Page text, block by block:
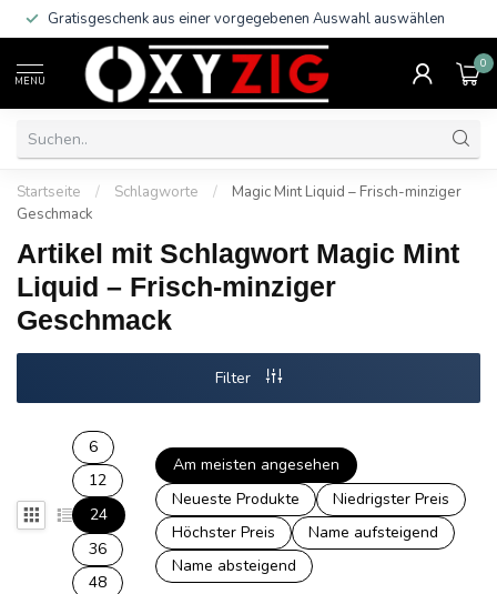
Gratisgeschenk aus einer vorgegebenen Auswahl auswählen
MENU
0
Startseite / Schlagworte /
Magic Mint Liquid – Frisch-minziger
Geschmack
Artikel mit Schlagwort Magic Mint
Liquid – Frisch-minziger
Geschmack
Filter
6
12
24
36
48
Am meisten angesehen
Neueste Produkte
Niedrigster Preis
Höchster Preis
Name aufsteigend
Name absteigend